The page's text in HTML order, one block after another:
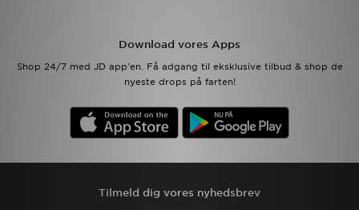
Download vores Apps
Shop 24/7 med JD app'en. Få adgang til eksklusive tilbud & shop de
nyeste drops på farten!
Tilmeld dig vores nyhedsbrev
Hjælp & information